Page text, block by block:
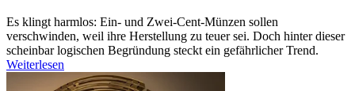
Es klingt harmlos: Ein- und Zwei-Cent-Münzen sollen
verschwinden, weil ihre Herstellung zu teuer sei. Doch hinter dieser
scheinbar logischen Begründung steckt ein gefährlicher Trend.
Weiterlesen